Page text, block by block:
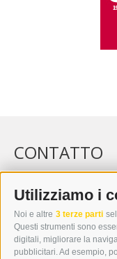
Utilizziamo i
Noi e altre 3 terze parti
Questi strumenti sono
digitali, migliorare la
pubblicitari. Ad esempio,
CONTATTO
WIPP-MEDIA GMBH
DER ERKER
I-39049 VIPITENO
TEL.: +39 0472 766876